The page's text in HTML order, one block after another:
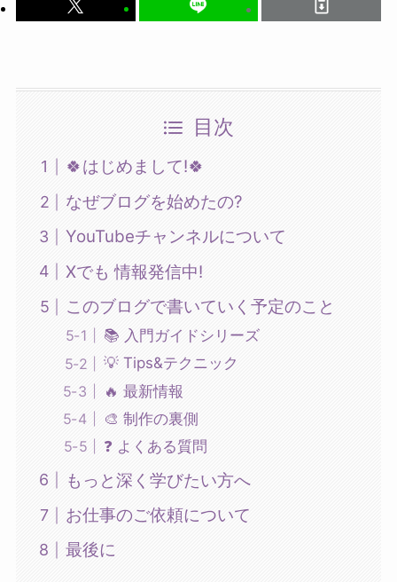
目次
🍀はじめまして!🍀
なぜブログを始めたの?
YouTubeチャンネルについて
Xでも 情報発信中!
このブログで書いていく予定のこと
📚 入門ガイドシリーズ
💡 Tips&テクニック
🔥 最新情報
🎨 制作の裏側
❓ よくある質問
もっと深く学びたい方へ
お仕事のご依頼について
最後に